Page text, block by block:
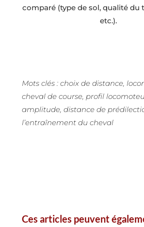
comparé (type de sol, qualité du
etc.).
Mots clés : choix de distance,
cheval de course, profil
amplitude, distance de
l’entraînement du cheval
Ces articles peuvent